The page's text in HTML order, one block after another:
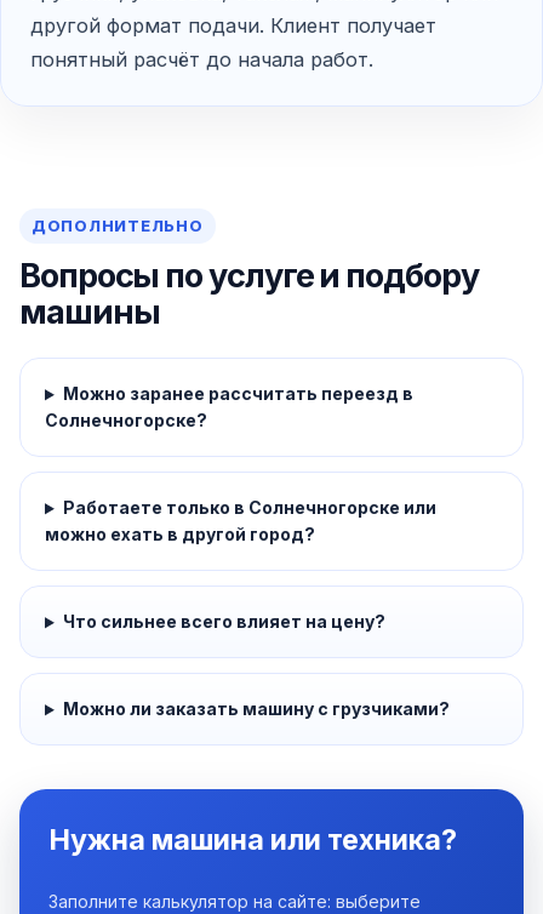
другой формат подачи. Клиент получает
понятный расчёт до начала работ.
ДОПОЛНИТЕЛЬНО
Вопросы по услуге и подбору
машины
Можно заранее рассчитать переезд в
Солнечногорске?
Работаете только в Солнечногорске или
можно ехать в другой город?
Что сильнее всего влияет на цену?
Можно ли заказать машину с грузчиками?
Нужна машина или техника?
Заполните калькулятор на сайте: выберите